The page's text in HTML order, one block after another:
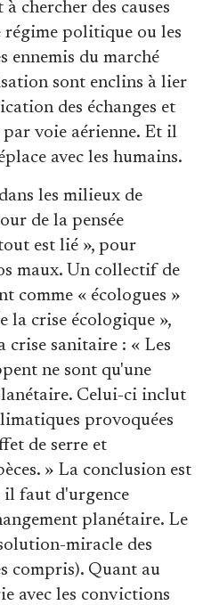
chercher des causes
régime politique ou les
ennemis du marché
sont enclins à lier
des échanges et
par voie aérienne. Et il
avec les humains.
les milieux de
de la pensée
est lié », pour
maux. Un collectif de
comme « écologues »
la crise écologique »,
crise sanitaire : « Les
ne sont qu'une
Celui-ci inclut
provoquées
de serre et
» La conclusion est
il faut d'urgence
planétaire. Le
miracle des
compris). Quant au
avec les convictions